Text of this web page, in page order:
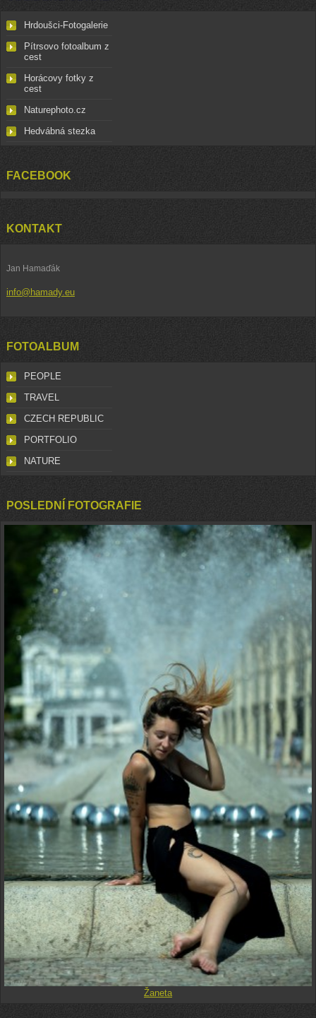
Hrdoušci-Fotogalerie
Pítrsovo fotoalbum z
cest
Horácovy fotky z
cest
Naturephoto.cz
Hedvábná stezka
FACEBOOK
KONTAKT
Jan Hamaďák
info@hamady.eu
FOTOALBUM
PEOPLE
TRAVEL
CZECH REPUBLIC
PORTFOLIO
NATURE
POSLEDNÍ FOTOGRAFIE
Žaneta